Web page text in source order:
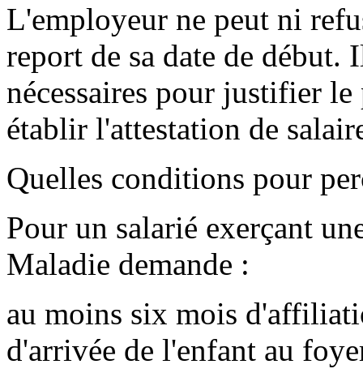
L'employeur ne peut ni
report de sa date de début.
nécessaires pour justifier le
établir l'attestation de
Quelles conditions pour
Pour un salarié exerçant
Maladie demande :
au moins six mois
d'arrivée de l'enfant au